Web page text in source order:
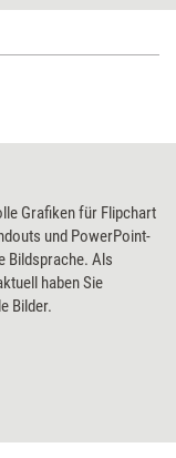
Grafiken für Flipchart
und PowerPoint-
Bildsprache. Als
haben Sie
Bilder.